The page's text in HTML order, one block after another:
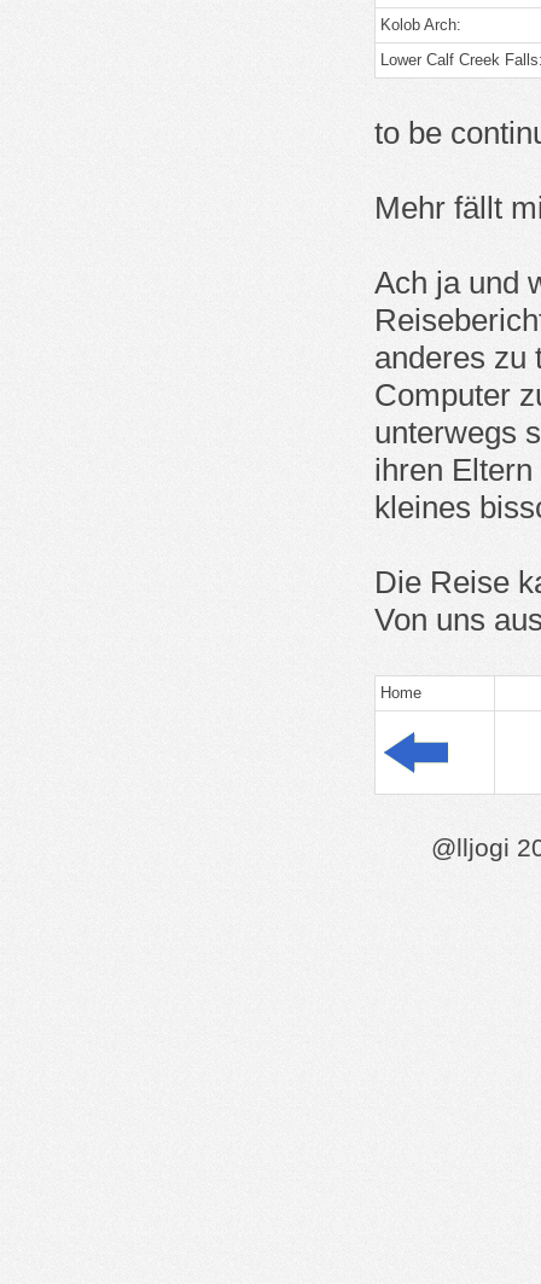
Kolob Arch:
Lower Calf Creek
to be
Mehr fällt
Ach ja und
anderes zu
Computer
unterwegs
ihren
kleines
Die Reise
Von uns
Home
@lljogi